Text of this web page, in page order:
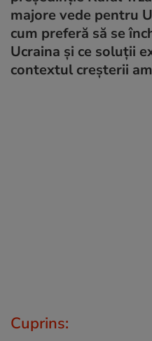
majore vede pentru
cum preferă să se
Ucraina și ce soluții
contextul creșterii
Cuprins: